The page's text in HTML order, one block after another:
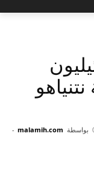
بواسطة malamih.com
-